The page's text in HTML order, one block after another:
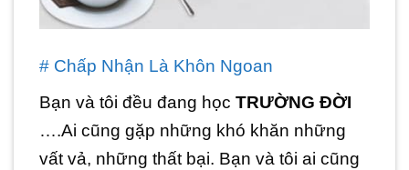
# Chấp Nhận Là Khôn Ngoan
Bạn và tôi đều đang họcTRƯỜNG ĐỜI
….Ai cũng gặp những khó khăn những
vất vả, những thất bại. Bạn và tôi ai cũng